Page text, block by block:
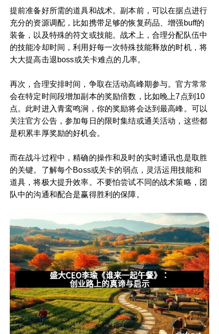
提前准备好所需的道具和战术。副本前，可以在据点进行
充分的资源调配，比如携带足够的恢复药品、增强buff的
装备，以及特殊的符文或技能。战术上，合理分配队伍中
的技能冷却时间，利用好每一次特殊技能释放的时机，将
大大提高击退boss或关卡难点的几率。
再次，合理安排时间，争取在活动高峰期参与。官方常常
会在特定时间段增加副本的奖励倍数，比如晚上7点到10
点。此时进入青鸾鸣涧，你的奖励将会达到最高峰。可以
关注官方公告，参加每日的限时集结或通关活动，这些都
是积累丰厚奖励的好机会。
而在战斗过程中，精确的操作和及时的实时通讯也是取胜
的关键。了解每个Boss或关卡的弱点，灵活运用技能和
道具，将极大提升效率。不要怕尝试不同的战术策略，团
队中的沟通和配合是赢得胜利的保障。